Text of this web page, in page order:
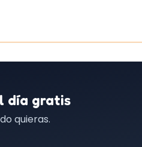
día gratis
quieras.